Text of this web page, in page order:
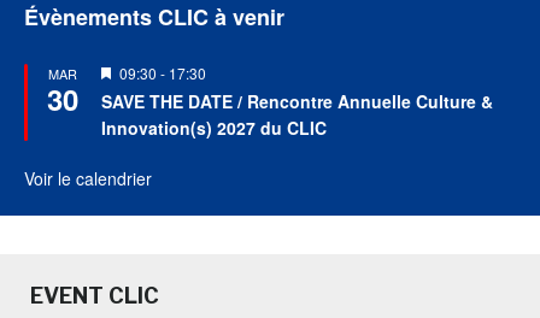
Évènements CLIC à venir
MAR
30
Mis
en
avant
09:30 - 17:30
SAVE THE DATE / Rencontre Annuelle Culture &
Innovation(s) 2027 du CLIC
Voir le calendrier
EVENT CLIC